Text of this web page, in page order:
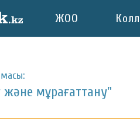
ЖОО
мұрағаттану"